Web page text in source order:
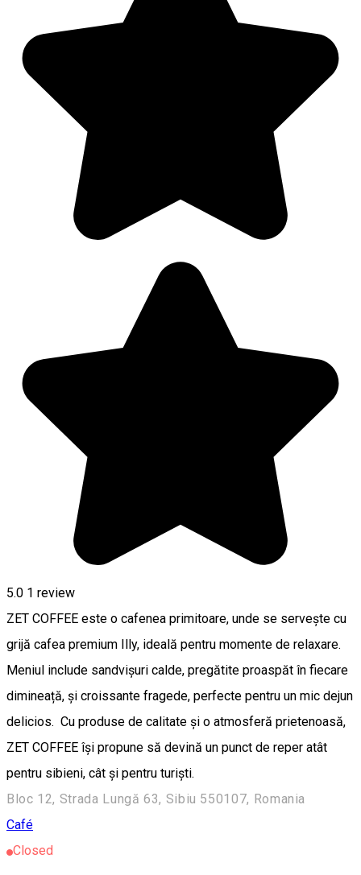
5.0 1 review
ZET COFFEE este o cafenea primitoare, unde se servește cu
grijă cafea premium Illy, ideală pentru momente de relaxare.
Meniul include sandvișuri calde, pregătite proaspăt în fiecare
dimineață, și croissante fragede, perfecte pentru un mic dejun
delicios. Cu produse de calitate și o atmosferă prietenoasă,
ZET COFFEE își propune să devină un punct de reper atât
pentru sibieni, cât și pentru turiști.
Bloc 12, Strada Lungă 63, Sibiu 550107, Romania
Café
Closed